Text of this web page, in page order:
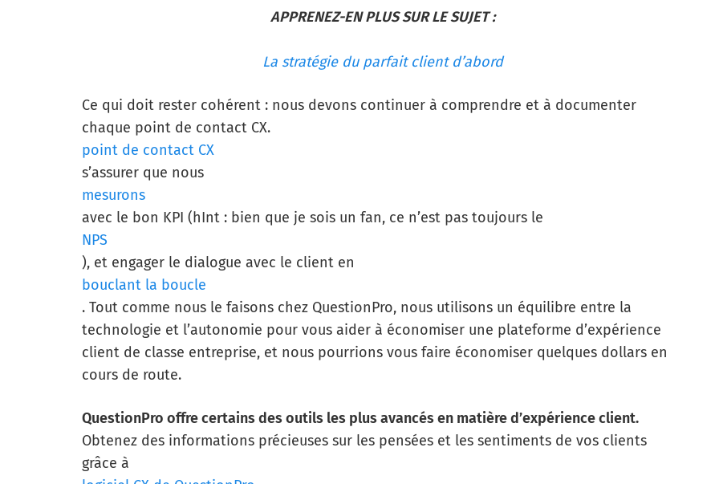
APPRENEZ-EN PLUS SUR LE SUJET :
La stratégie du parfait client d’abord
Ce qui doit rester cohérent : nous devons continuer à comprendre et à documenter
chaque point de contact CX.
point de contact CX
s’assurer que nous
mesurons
avec le bon KPI (hInt : bien que je sois un fan, ce n’est pas toujours le
NPS
), et engager le dialogue avec le client en
bouclant la boucle
. Tout comme nous le faisons chez QuestionPro, nous utilisons un équilibre entre la
technologie et l’autonomie pour vous aider à économiser une plateforme d’expérience
client de classe entreprise, et nous pourrions vous faire économiser quelques dollars en
cours de route.
QuestionPro offre certains des outils les plus avancés en matière d’expérience client.
Obtenez des informations précieuses sur les pensées et les sentiments de vos clients
grâce à